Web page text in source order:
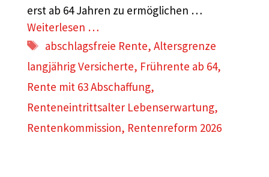
erst ab 64 Jahren zu ermöglichen …
Weiterlesen …
Schlagwörter
abschlagsfreie Rente,Altersgrenze
langjährig Versicherte, Frührente ab 64,
Rente mit 63 Abschaffung,
Renteneintrittsalter Lebenserwartung,
Rentenkommission, Rentenreform 2026